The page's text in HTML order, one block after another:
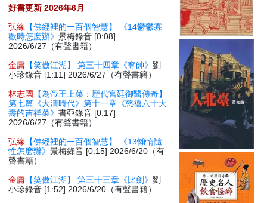
好書更新 2026年6月
弘緣 【佛經裡的一百個智慧】 《14鬱鬱寡
歡時怎麽辦》景梅錄音 [0:08]
2026/6/27（有聲書籍）
金庸 【笑傲江湖】 第三十四章《奪帥》劉
小珍錄音 [1:11] 2026/6/27（有聲書籍）
林志國
【為帝王上菜：歷代宮廷御醫傳奇】
第七篇《大清時代》第十一章《慈禧六十大
壽的吉祥菜》書亞錄音 [0:17]
2026/6/27（有聲書籍）
弘緣 【佛經裡的一百個智慧】 《13懶惰隨
性怎麽辦》景梅錄音 [0:15] 2026/6/20（有
聲書籍）
金庸 【笑傲江湖】 第三十三章《比劍》劉
小珍錄音 [1:52] 2026/6/20（有聲書籍）